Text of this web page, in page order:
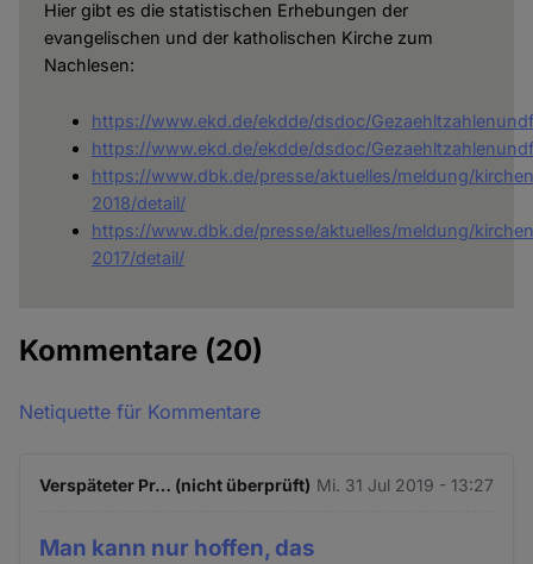
Hier gibt es die statistischen Erhebungen der
evangelischen und der katholischen Kirche zum
Nachlesen:
https://www.ekd.de/ekdde/dsdoc/
https://www.ekd.de/ekdde/dsdoc/
https://www.dbk.de/presse/aktuelles/meldung/
2018/detail/
https://www.dbk.de/presse/aktuelles/meldung/
2017/detail/
Kommentare (20)
Netiquette für Kommentare
Verspäteter Pr… (nicht überprüft) Mi. 31 Jul 2019 - 13:27
Man kann nur hoffen, das